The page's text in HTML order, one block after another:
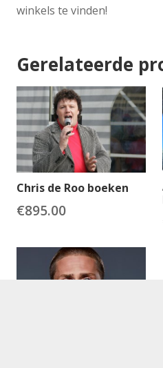
winkels te vinden!
Gerelateerde
Chris de Roo boeken
€895.00